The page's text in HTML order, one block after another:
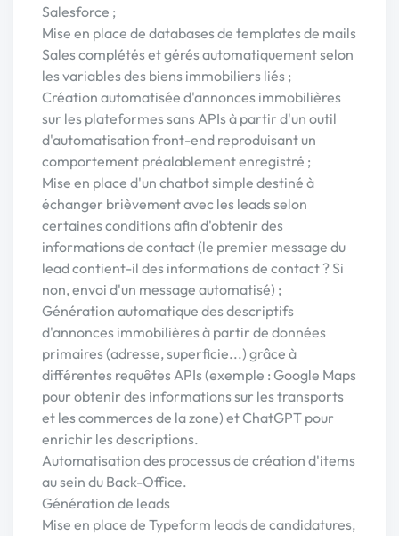
Salesforce ;
Mise en place de databases de templates de mails
Sales complétés et gérés automatiquement selon
les variables des biens immobiliers liés ;
Création automatisée d'annonces immobilières
sur les plateformes sans APIs à partir d'un outil
d'automatisation front-end reproduisant un
comportement préalablement enregistré ;
Mise en place d'un chatbot simple destiné à
échanger brièvement avec les leads selon
certaines conditions afin d'obtenir des
informations de contact (le premier message du
lead contient-il des informations de contact ? Si
non, envoi d'un message automatisé) ;
Génération automatique des descriptifs
d'annonces immobilières à partir de données
primaires (adresse, superficie...) grâce à
différentes requêtes APIs (exemple : Google Maps
pour obtenir des informations sur les transports
et les commerces de la zone) et ChatGPT pour
enrichir les descriptions.
Automatisation des processus de création d'items
au sein du Back-Office.
Génération de leads
Mise en place de Typeform leads de candidatures,